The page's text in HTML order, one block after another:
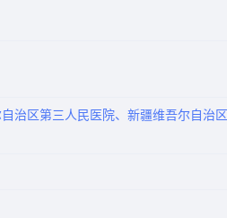
治区第三人民医院、新疆维吾尔自治区